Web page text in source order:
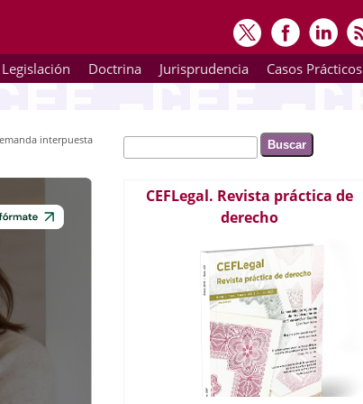
Legislación Doctrina Jurisprudencia Casos Prácticos
interpuesta
Formulario de búsqueda
Buscar
CEFLegal. Revista práctica de
derecho